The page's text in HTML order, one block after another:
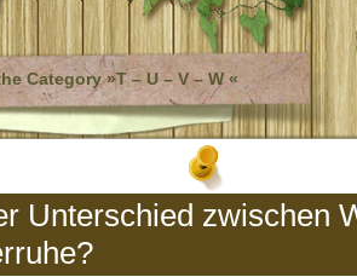
Category »T – U – V – W «
Unterschied zwischen